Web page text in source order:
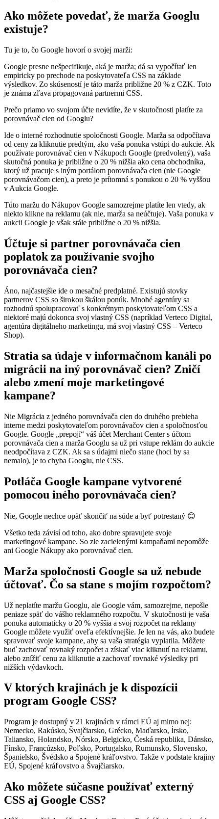
Ako môžete povedať, že marža Googlu
existuje?
Tu je to, čo Google hovorí o svojej marži:
Google presne nešpecifikuje, aká je marža; dá sa vypočítať len
empiricky po prechode na poskytovateľa CSS na základe
výsledkov. Zo skúseností je táto marža približne 20 % z CZK. Toto
je známa zľava propagovaná partnermi CSS.
Prečo priamo vo svojom účte nevidíte, že v skutočnosti platíte za
porovnávač cien od Googlu?
Ide o interné rozhodnutie spoločnosti Google. Marža sa odpočítava
od ceny za kliknutie predtým, ako vaša ponuka vstúpi do aukcie. Ak
používate porovnávač cien v Nákupoch Google (predvolený), vaša
skutočná ponuka je približne o 20 % nižšia ako cena obchodníka,
ktorý už pracuje s iným portálom porovnávača cien (nie Google
porovnávačom cien), a preto je prítomná s ponukou o 20 % vyššou
v Aukcia Google.
Túto maržu do Nákupov Google samozrejme platíte len vtedy, ak
niekto klikne na reklamu (ak nie, marža sa neúčtuje). Vaša ponuka v
aukcii Google je však stále približne o 20 % nižšia.
Účtuje si partner porovnávača cien
poplatok za používanie svojho
porovnávača cien?
Áno, najčastejšie ide o mesačné predplatné. Existujú stovky
partnerov CSS so širokou škálou ponúk. Mnohé agentúry sa
rozhodnú spolupracovať s konkrétnym poskytovateľom CSS a
niektoré majú dokonca svoj vlastný CSS (napríklad Verteco Digital,
agentúra digitálneho marketingu, má svoj vlastný CSS – Verteco
Shop).
Stratia sa údaje v informačnom kanáli po
migrácii na iný porovnávač cien? Zničí
alebo zmení moje marketingové
kampane?
Nie Migrácia z jedného porovnávača cien do druhého prebieha
interne medzi poskytovateľom porovnávačov cien a spoločnosťou
Google. Google „prepojí“ váš účet Merchant Center s účtom
porovnávača cien a marža Googlu sa už pri vstupe reklám do aukcie
neodpočítava z CZK. Ak sa s údajmi niečo stane (hoci by sa
nemalo), je to chyba Googlu, nie CSS.
Potláča Google kampane vytvorené
pomocou iného porovnávača cien?
Nie, Google nechce opäť skončiť na súde a byť potrestaný 😊
Všetko teda závisí od toho, ako dobre spravujete svoje
marketingové kampane. So zle zacielenými kampaňami nepomôže
ani Google Nákupy ako porovnávač cien.
Marža spoločnosti Google sa už nebude
účtovať. Čo sa stane s mojím rozpočtom?
Už neplatíte maržu Googlu, ale Google vám, samozrejme, nepošle
peniaze späť do vášho reklamného rozpočtu. V skutočnosti je vaša
ponuka automaticky o 20 % vyššia a svoj rozpočet na reklamy
Google môžete využiť oveľa efektívnejšie. Je len na vás, ako budete
spravovať svoje kampane, aby sa vaša stratégia vyplatila. Môžete
buď zachovať rovnaký rozpočet a získať viac kliknutí na reklamu,
alebo znížiť cenu za kliknutie a zachovať rovnaké výsledky pri
nižších výdavkoch.
V ktorých krajinách je k dispozícii
program Google CSS?
Program je dostupný v 21 krajinách v rámci EÚ aj mimo nej:
Nemecko, Rakúsko, Švajčiarsko, Grécko, Maďarsko, Írsko,
Taliansko, Holandsko, Nórsko, Belgicko, Česká republika, Dánsko,
Fínsko, Francúzsko, Poľsko, Portugalsko, Rumunsko, Slovensko,
Španielsko, Švédsko a Spojené kráľovstvo. Takže v podstate krajiny
EÚ, Spojené kráľovstvo a Švajčiarsko.
Ako môžete súčasne používať externý
CSS aj Google CSS?